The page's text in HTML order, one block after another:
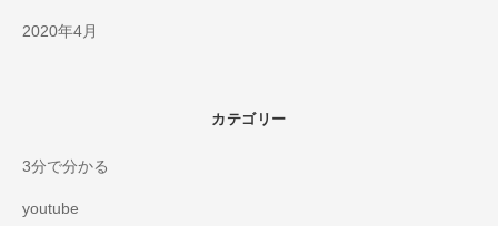
2020年4月
カテゴリー
3分で分かる
youtube